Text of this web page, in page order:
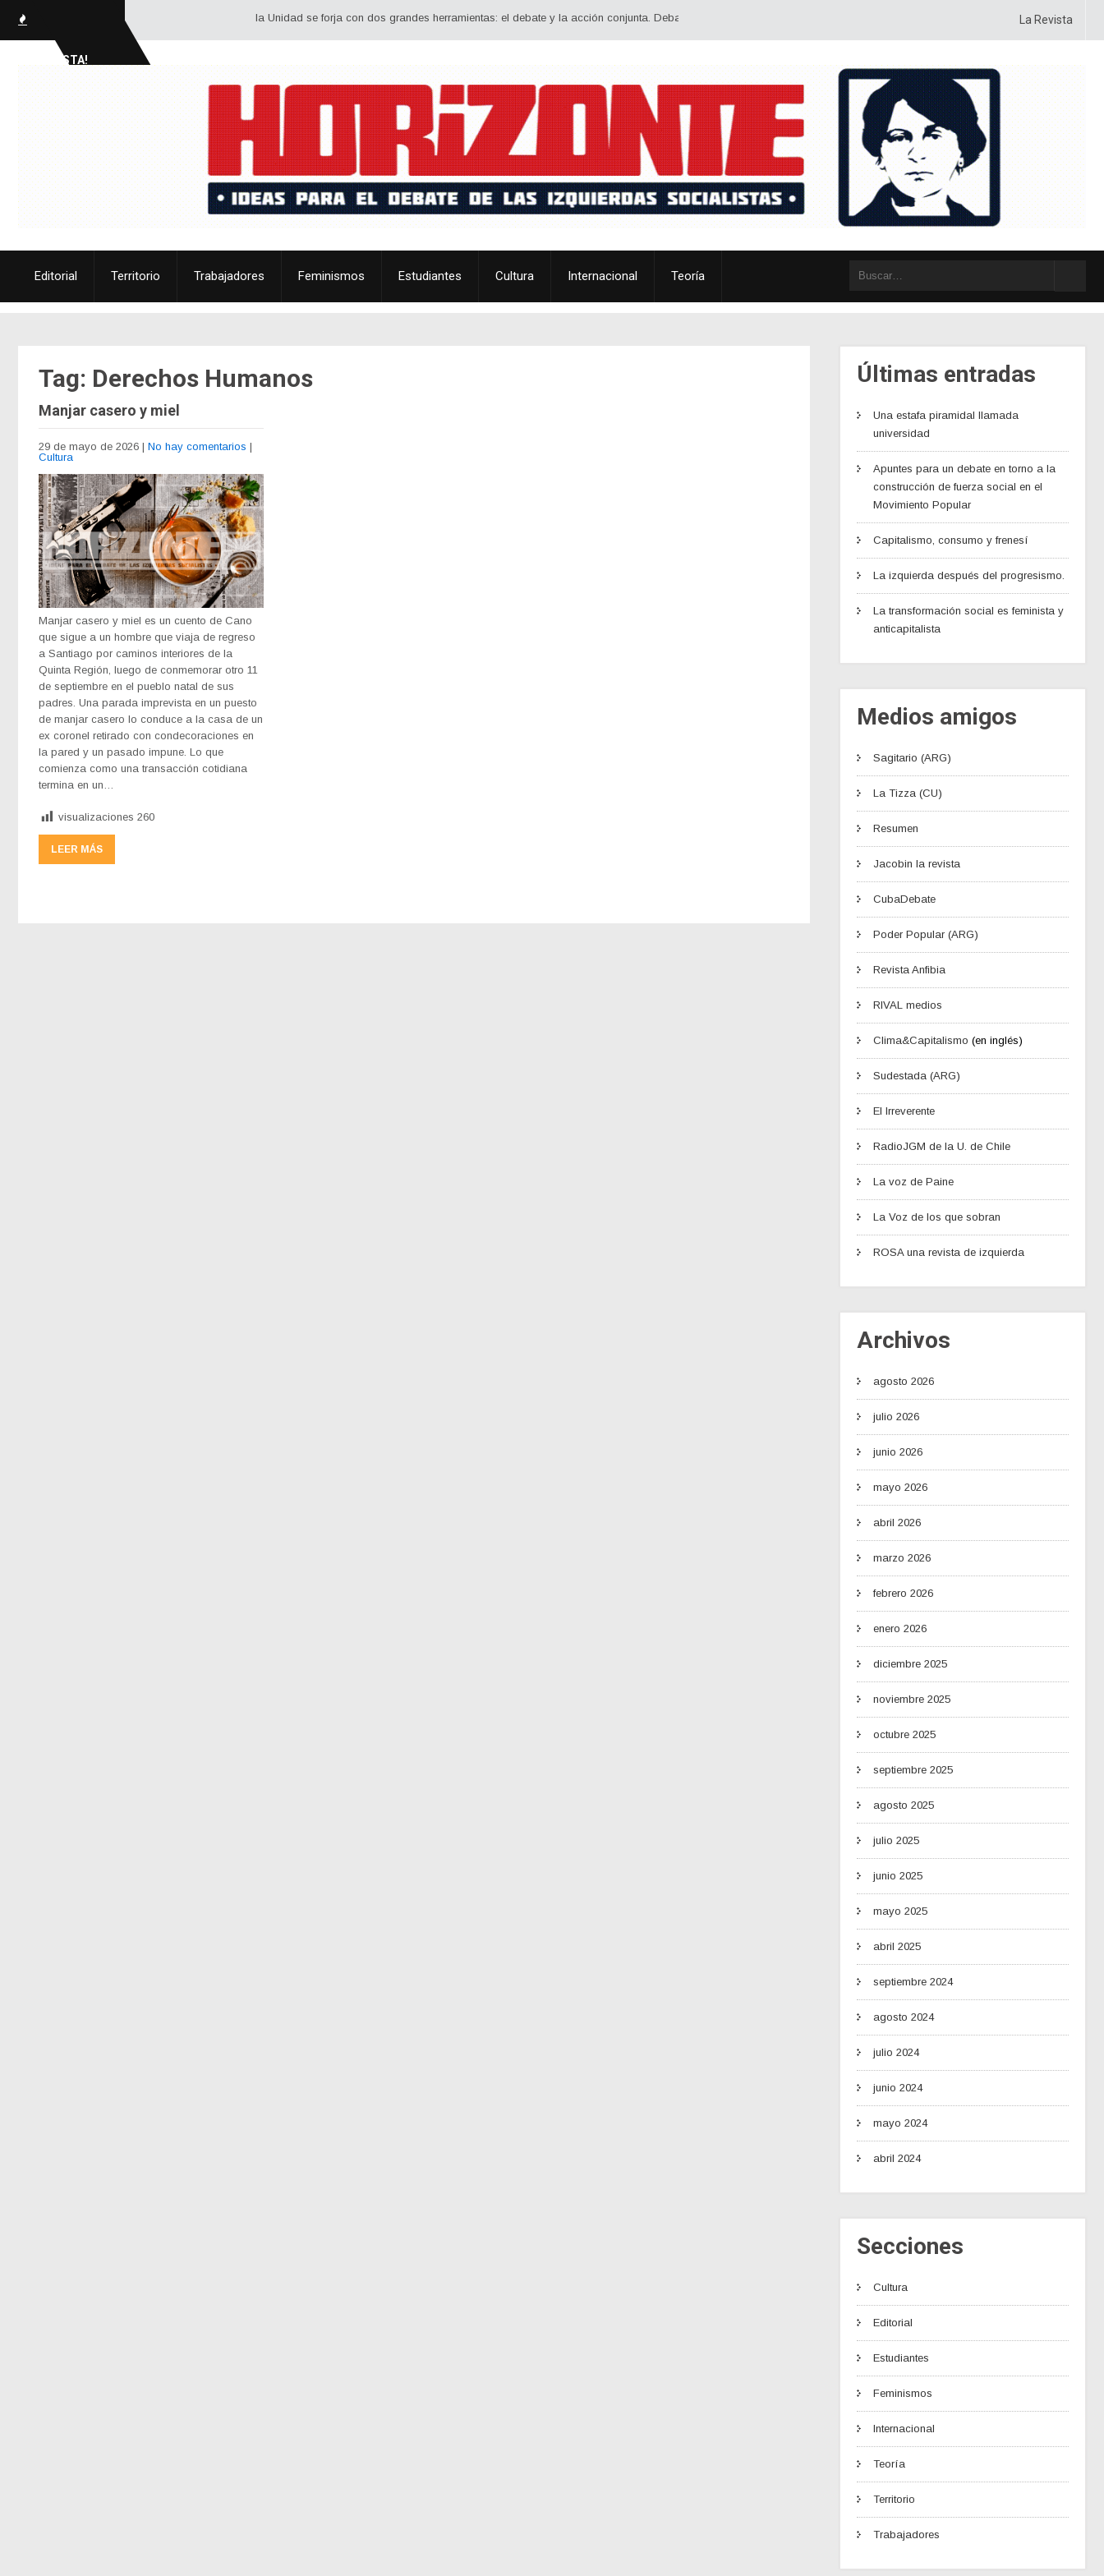
SOCIALISTA!
la Unidad se forja con dos grandes herramientas: el debate y la acción conjunta. Debatir estrategia, ideología, táctica y posiciones, con sentido crítico y autocrítico, con pasión
La Revista
Editorial Territorio Trabajadores Feminismos Estudiantes Cultura Internacional Teoría
Tag: Derechos Humanos
Manjar casero y miel
29 de mayo de 2026 | No hay comentarios |
Cultura
Manjar casero y miel es un cuento de Cano
que sigue a un hombre que viaja de regreso
a Santiago por caminos interiores de la
Quinta Región, luego de conmemorar otro 11
de septiembre en el pueblo natal de sus
padres. Una parada imprevista en un puesto
de manjar casero lo conduce a la casa de un
ex coronel retirado con condecoraciones en
la pared y un pasado impune. Lo que
comienza como una transacción cotidiana
termina en un…
visualizaciones 260
LEER MÁS
Últimas entradas
Una estafa piramidal llamada
universidad
Apuntes para un debate en torno a la
construcción de fuerza social en el
Movimiento Popular
Capitalismo, consumo y frenesí
La izquierda después del progresismo.
La transformación social es feminista y
anticapitalista
Medios amigos
Sagitario (ARG)
La Tizza (CU)
Resumen
Jacobin la revista
CubaDebate
Poder Popular (ARG)
Revista Anfibia
RIVAL medios
Clima&Capitalismo (en inglés)
Sudestada (ARG)
El Irreverente
RadioJGM de la U. de Chile
La voz de Paine
La Voz de los que sobran
ROSA una revista de izquierda
Archivos
agosto 2026
julio 2026
junio 2026
mayo 2026
abril 2026
marzo 2026
febrero 2026
enero 2026
diciembre 2025
noviembre 2025
octubre 2025
septiembre 2025
agosto 2025
julio 2025
junio 2025
mayo 2025
abril 2025
septiembre 2024
agosto 2024
julio 2024
junio 2024
mayo 2024
abril 2024
Secciones
Cultura
Editorial
Estudiantes
Feminismos
Internacional
Teoría
Territorio
Trabajadores